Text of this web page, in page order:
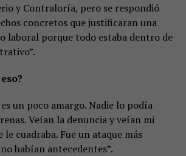
y Contraloría, pero se respondió
concretos que justificaran una
laboral porque todo estaba dentro de
un poco amargo. Nadie lo podía
Veían la denuncia y veían mi
le cuadraba. Fue un ataque más
habían antecedentes”.